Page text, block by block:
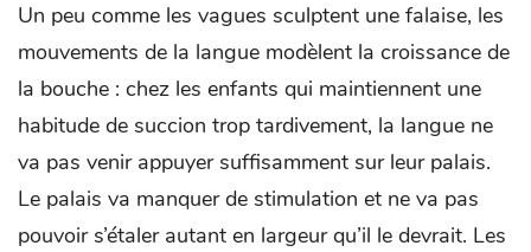
Un peu comme les vagues sculptent une falaise, les
mouvements de la langue modèlent la croissance de
la bouche : chez les enfants qui maintiennent une
habitude de succion trop tardivement, la langue ne
va pas venir appuyer suffisamment sur leur palais.
Le palais va manquer de stimulation et ne va pas
pouvoir s’étaler autant en largeur qu’il le devrait. Les